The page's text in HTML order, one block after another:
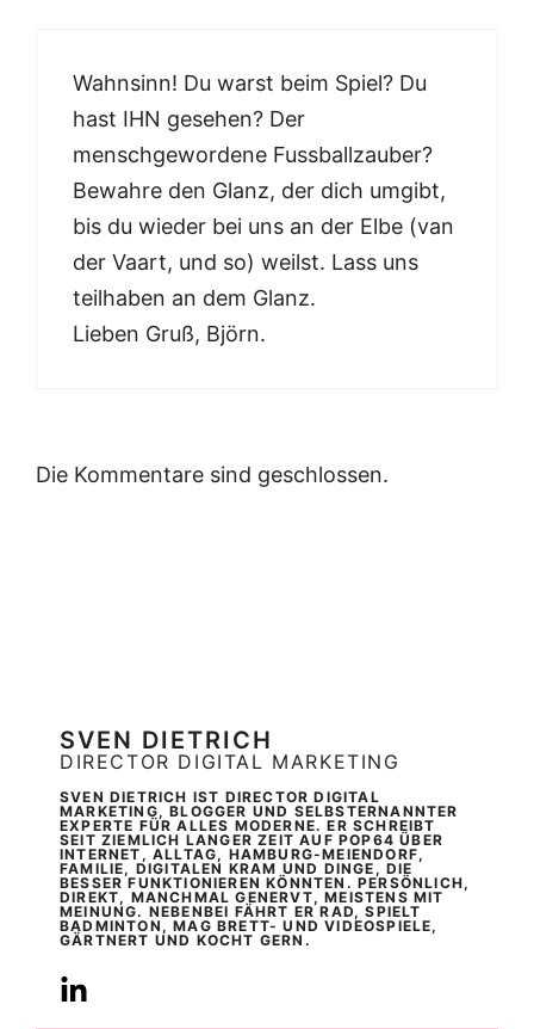
Wahnsinn! Du warst beim Spiel? Du
hast IHN gesehen? Der
menschgewordene Fussballzauber?
Bewahre den Glanz, der dich umgibt,
bis du wieder bei uns an der Elbe (van
der Vaart, und so) weilst. Lass uns
teilhaben an dem Glanz.
Lieben Gruß, Björn.
Die Kommentare sind geschlossen.
SVEN DIETRICH
DIRECTOR DIGITAL MARKETING
SVEN DIETRICH IST DIRECTOR DIGITAL
MARKETING, BLOGGER UND SELBSTERNANNTER
EXPERTE FÜR ALLES MODERNE. ER SCHREIBT
SEIT ZIEMLICH LANGER ZEIT AUF POP64 ÜBER
INTERNET, ALLTAG, HAMBURG-MEIENDORF,
FAMILIE, DIGITALEN KRAM UND DINGE, DIE
BESSER FUNKTIONIEREN KÖNNTEN. PERSÖNLICH,
DIREKT, MANCHMAL GENERVT, MEISTENS MIT
MEINUNG. NEBENBEI FÄHRT ER RAD, SPIELT
BADMINTON, MAG BRETT- UND VIDEOSPIELE,
GÄRTNERT UND KOCHT GERN.